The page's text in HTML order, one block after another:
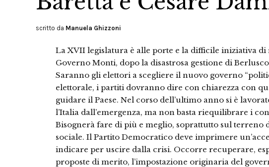
scritto da Manuela Ghizzoni
La XVII legislatura è alle porte e la difficile iniziativa di
Governo Monti, dopo la disastrosa gestione di
Saranno gli elettori a scegliere il nuovo governo
elettorale, i partiti dovranno dire con chiarezza con
guidare il Paese. Nel corso dell’ultimo anno si è
l’Italia dall’emergenza, ma non basta riequilibrare i
Bisognerà fare di più e meglio, soprattutto sul terreno
sociale. Il Partito Democratico deve imprimere
indicare per uscire dalla crisi. Occorre recuperare,
proposte di merito, l’impostazione originaria del